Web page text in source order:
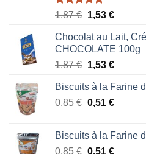
Note5.00
1,87€ Le
initial
était :
1,87 €.
1,53 €Le
actuel
est :
1,53 €.
Chocolat au Lait,
CHOCOLATE 100g
1,87€ Le
initial
était :
1,53 €Le
actuel
est :
Biscuits à la Farine
0,85€ Le
était :
0,51 €Le
est :
Biscuits à la Farine
0,85€ Le
0,51 €Le